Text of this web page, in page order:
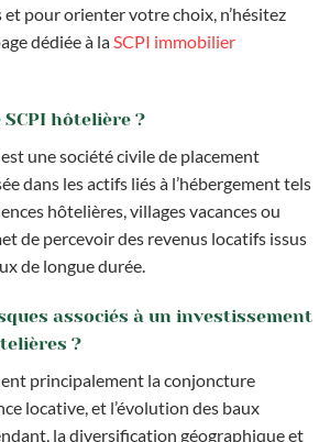
pour orienter votre choix, n’hésitez
dédiée à laSCPI immobilier
SCPI hôtelière ?
une société civile de placement
dans les actifs liés à l’hébergement tels
hôtelières, villages vacances ou
de percevoir des revenus locatifs issus
de longue durée.
associés à un investissement
?
principalement la conjoncture
locative, et l’évolution des baux
la diversification géographique et